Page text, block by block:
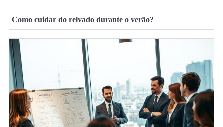
Como cuidar do relvado durante o verão?